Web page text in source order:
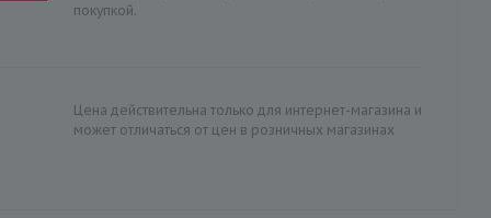
покупкой.
Цена действительна только для интернет-магазина и
может отличаться от цен в розничных магазинах